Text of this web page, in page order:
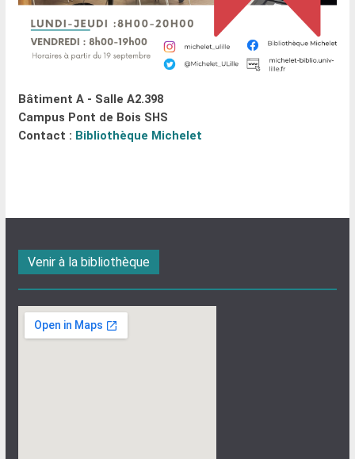
Bâtiment A - Salle A2.398
Campus Pont de Bois SHS
Contact : Bibliothèque Michelet
Venir à la bibliothèque